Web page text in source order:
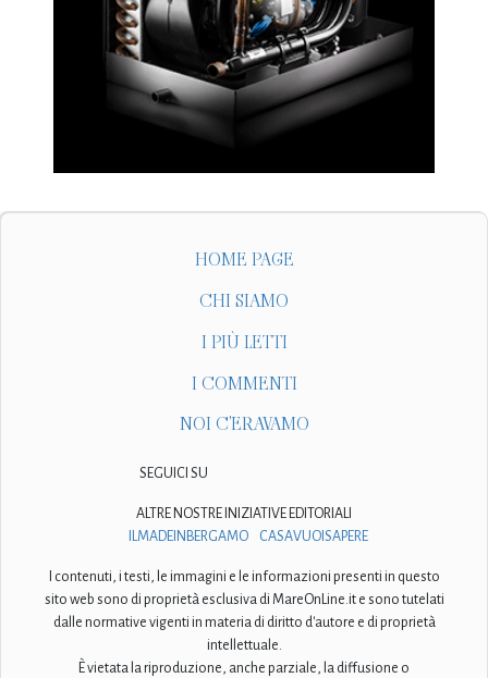
HOME PAGE
CHI SIAMO
I PIÙ LETTI
I COMMENTI
NOI C'ERAVAMO
SEGUICI SU
ALTRE NOSTRE INIZIATIVE EDITORIALI
ILMADEINBERGAMO
CASAVUOISAPERE
I contenuti, i testi, le immagini e le informazioni presenti in questo
sito web sono di proprietà esclusiva di MareOnLine.it e sono tutelati
dalle normative vigenti in materia di diritto d'autore e di proprietà
intellettuale.
È vietata la riproduzione, anche parziale, la diffusione o